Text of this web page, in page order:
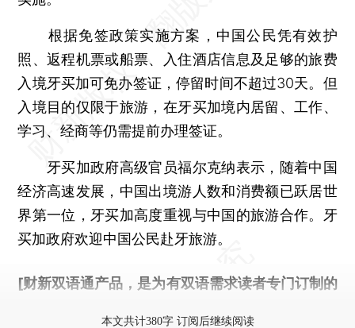
根据免签政策实施方案，中国公民凭有效护
照、返程机票或船票、入住酒店信息及足够的旅费
入境牙买加可免办签证，停留时间不超过30天。但
入境目的仅限于旅游，在牙买加境内居留、工作、
学习、经商等仍需提前办理签证。
牙买加政府高级官员福尔克纳表示，随着中国
经济高速发展，中国出境游人数和消费额已跃居世
界第一位，牙买加高度重视与中国的旅游合作。牙
买加政府欢迎中国公民赴牙旅游。
[财新双语通产品，是为有双语需求读者专门订制的
本文共计380字 订阅后继续阅读